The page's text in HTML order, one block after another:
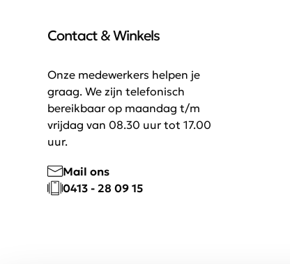
Contact & Winkels
Onze medewerkers helpen je
graag. We zijn telefonisch
bereikbaar op maandag t/m
vrijdag van 08.30 uur tot 17.00
uur.
Mail ons
0413 - 28 09 15